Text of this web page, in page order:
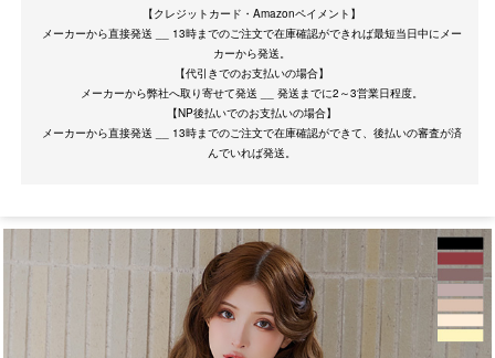
【クレジットカード・Amazonペイメント】
メーカーから直接発送 __ 13時までのご注文で在庫確認ができれば最短当日中にメー
カーから発送。
【代引きでのお支払いの場合】
メーカーから弊社へ取り寄せて発送 __ 発送までに2～3営業日程度。
【NP後払いでのお支払いの場合】
メーカーから直接発送 __ 13時までのご注文で在庫確認ができて、後払いの審査が済